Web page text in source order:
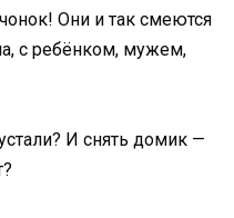
Они и так смеются
с ребёнком, мужем,
И снять домик —